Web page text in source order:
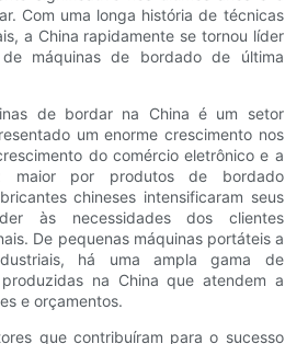
Com uma longa história de técnicas
a China rapidamente se tornou líder
máquinas de bordado de última
de bordar na China é um setor
um enorme crescimento nos
do comércio eletrônico e a
maior por produtos de bordado
chineses intensificaram seus
às necessidades dos clientes
De pequenas máquinas portáteis a
há uma ampla gama de
na China que atendem a
e orçamentos.
que contribuíram para o sucesso